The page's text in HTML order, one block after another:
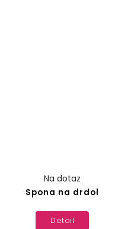
Spona na drdol
Na dotaz
Detail